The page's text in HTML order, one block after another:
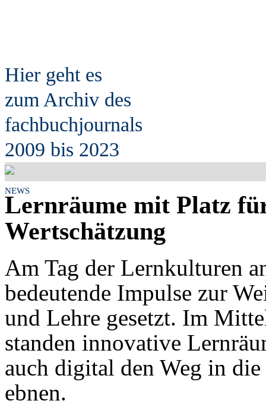
Hier geht es
zum Archiv des
fachbuchjournals
2009 bis 2023
NEWS
Lernräume mit Platz
Wertschätzung
Am Tag der Lernkulturen
bedeutende Impulse zur
und Lehre gesetzt. Im
standen innovative
auch digital den Weg in
ebnen.